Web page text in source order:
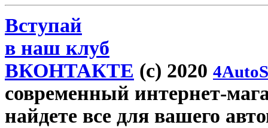
Вступай
в наш клуб
ВКОНТАКТЕ (c) 2020
современный интернет-
найдете все для вашего